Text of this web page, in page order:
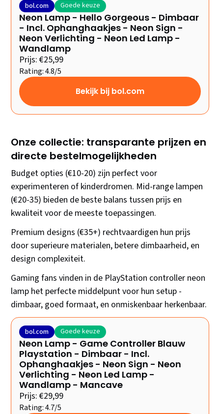
bol.com Goede keuze
Neon Lamp - Hello Gorgeous - Dimbaar
- Incl. Ophanghaakjes - Neon Sign -
Neon Verlichting - Neon Led Lamp -
Wandlamp
Prijs: €25,99
Rating: 4.8/5
Bekijk bij bol.com
Onze collectie: transparante prijzen en
directe bestelmogelijkheden
Budget opties (€10-20) zijn perfect voor
experimenteren of kinderdromen. Mid-range lampen
(€20-35) bieden de beste balans tussen prijs en
kwaliteit voor de meeste toepassingen.
Premium designs (€35+) rechtvaardigen hun prijs
door superieure materialen, betere dimbaarheid, en
design complexiteit.
Gaming fans vinden in de PlayStation controller neon
lamp het perfecte middelpunt voor hun setup -
dimbaar, goed formaat, en onmiskenbaar herkenbaar.
bol.com Goede keuze
Neon Lamp - Game Controller Blauw
Playstation - Dimbaar - Incl.
Ophanghaakjes - Neon Sign - Neon
Verlichting - Neon Led Lamp -
Wandlamp - Mancave
Prijs: €29,99
Rating: 4.7/5